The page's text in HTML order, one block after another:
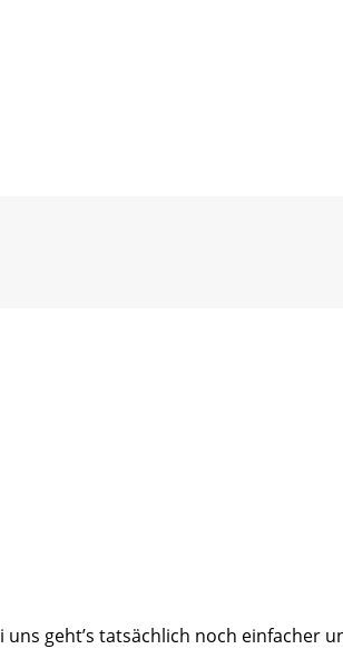
geht’s tatsächlich noch einfacher